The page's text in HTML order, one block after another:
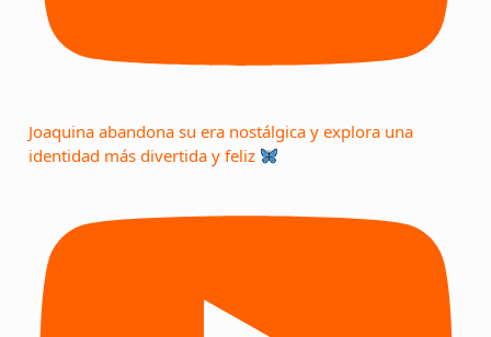
Joaquina abandona su era nostálgica y explora una
identidad más divertida y feliz